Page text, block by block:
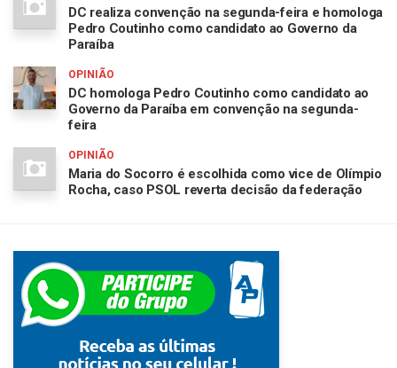
DC realiza convenção na segunda-feira e homologa
Pedro Coutinho como candidato ao Governo da
Paraíba
OPINIÃO
DC homologa Pedro Coutinho como candidato ao
Governo da Paraíba em convenção na segunda-
feira
OPINIÃO
Maria do Socorro é escolhida como vice de Olímpio
Rocha, caso PSOL reverta decisão da federação